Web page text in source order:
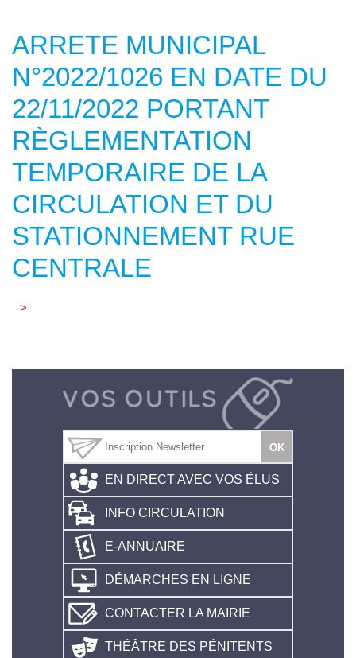
ARRETE MUNICIPAL
N°2022/1026 EN DATE DU
22/11/2022 PORTANT
RÈGLEMENTATION
TEMPORAIRE DE LA
CIRCULATION ET DU
STATIONNEMENT RUE
CENTRALE
>
EN DIRECT AVEC VOS ÉLUS
INFO CIRCULATION
E-ANNUAIRE
DÉMARCHES EN LIGNE
CONTACTER LA MAIRIE
THÉÂTRE DES PÉNITENTS